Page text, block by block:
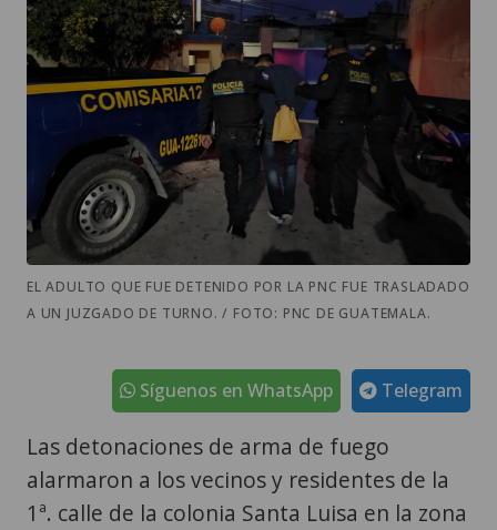
EL ADULTO QUE FUE DETENIDO POR LA PNC FUE TRASLADADO
A UN JUZGADO DE TURNO. / FOTO: PNC DE GUATEMALA.
Telegram
Síguenos en WhatsApp
Las detonaciones de arma de fuego
alarmaron a los vecinos y residentes de la
1ª. calle de la colonia Santa Luisa en la zona